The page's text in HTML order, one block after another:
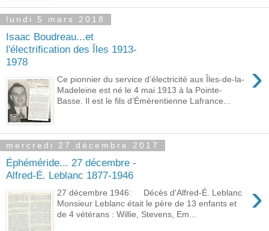
lundi 5 mars 2018
Isaac Boudreau...et
l'électrification des Îles 1913-
1978
›
Ce pionnier du service d’électricité aux Îles-de-la-
Madeleine est né le 4 mai 1913 à la Pointe-
Basse. Il est le fils d’Émérentienne Lafrance...
mercredi 27 décembre 2017
Éphéméride... 27 décembre -
Alfred-É. Leblanc 1877-1946
›
27 décembre 1946: Décès d'Alfred-É. Leblanc
Monsieur Leblanc était le père de 13 enfants et
de 4 vétérans : Willie, Stevens, Em...